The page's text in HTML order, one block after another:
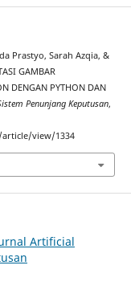
Prastyo, Sarah Azqia, &
GAMBAR
DENGAN PYTHON DAN
Penunjang Keputusan,
view/1334
Artificial